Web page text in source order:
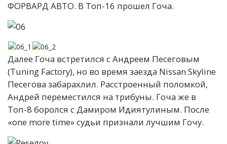
ФОРВАРД АВТО. В Топ-16 прошел Гоча.
Далее Гоча встретился с Андреем Песеговым
(Tuning Factory), но во время заезда Nissan Skyline
Песегова забарахлил. Расстроенный поломкой,
Андрей переместился на трибуны. Гоча же в
Топ-8 боролся с Дамиром Идиятулиным. После
«one more time» судьи признали лучшим Гочу.